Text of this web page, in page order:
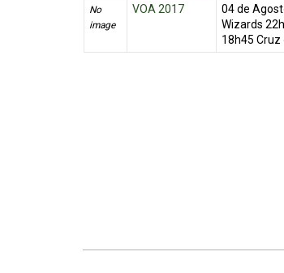
No
image
VOA 2017
04 de
Wizards
18h45 Cruz